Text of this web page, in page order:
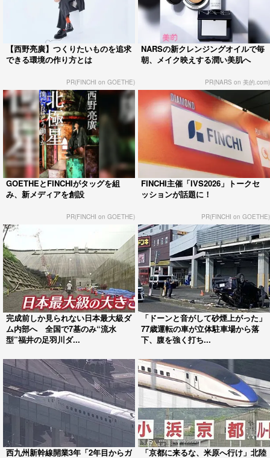
【西野亮廣】つくりたいものを追求
できる環境の作り方とは
PR(FINCHI on GOETHE)
NARSの新クレンジングオイルで毎
朝、メイク映えする潤い美肌へ
PR(NARS on 美的.com)
GOETHEとFINCHIがタッグを組
み、新メディアを創設
PR(FINCHI on GOETHE)
FINCHI主催「IVS2026」トークセ
ッションが話題に！
PR(FINCHI on GOETHE)
完成前しか見られない日本最大級ダ
ム内部へ 全国で7基のみ“流水
型”福井の足羽川ダ...
「ドーンと音がして砂煙上がった」
77歳運転の車が立体駐車場から落
下、腹を強く打ち...
西九州新幹線開業3年「2年目からガ
「京都に来るな、米原へ行け」北陸